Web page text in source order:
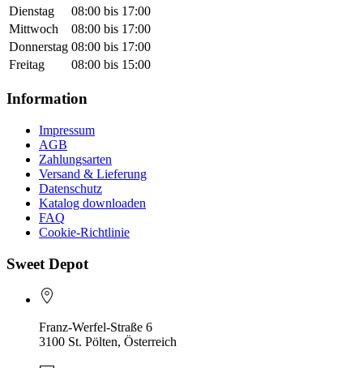
Dienstag
08:00 bis 17:00
Mittwoch
08:00 bis 17:00
Donnerstag 08:00 bis 17:00
Freitag
08:00 bis 15:00
Information
Impressum
AGB
Zahlungsarten
Versand & Lieferung
Datenschutz
Katalog downloaden
FAQ
Cookie-Richtlinie
Sweet Depot
Franz-Werfel-Straße 6
3100 St. Pölten, Österreich